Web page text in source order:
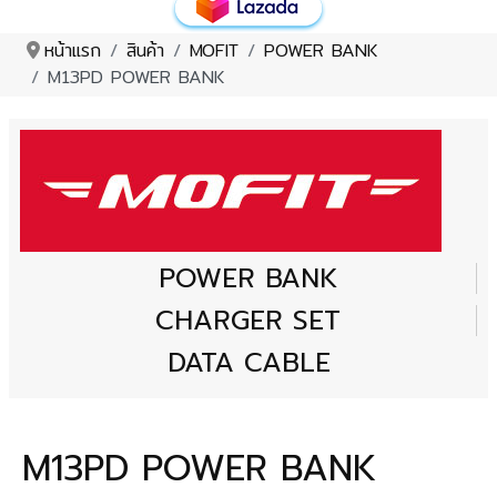
หน้าแรก สินค้า MOFIT
POWER BANK
M13PD POWER BANK
POWER BANK
CHARGER SET
DATA CABLE
M13PD POWER BANK